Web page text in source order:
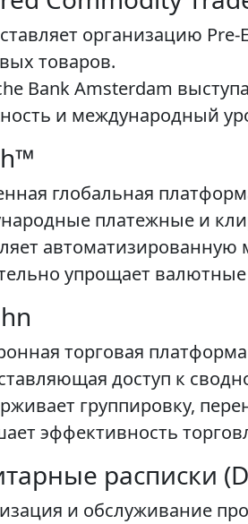
организацию Pre-
товаров.
Bank Amsterdam
и международный
глобальная
платежные и
упрощает
торговая
доступ к
группировку,
эффективность
расписки
и обслуживание